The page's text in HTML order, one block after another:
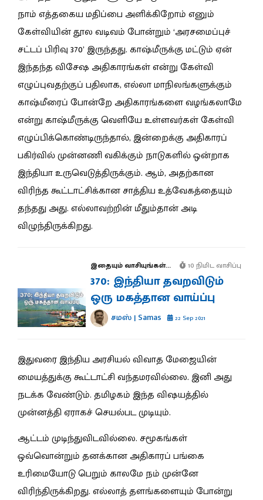
நாம் எத்தகைய மதிப்பை அளிக்கிறோம் எனும்
கேள்வியின் தூல வடிவம் போன்றும் ‘அரசமைப்புச்
சட்டப் பிரிவு 370’ இருந்தது. காஷ்மீருக்கு மட்டும் ஏன்
இந்தந்த விசேஷ அதிகாரங்கள் என்று கேள்வி
எழுப்புவதற்குப் பதிலாக, எல்லா மாநிலங்களுக்கும்
காஷ்மீரைப் போன்றே அதிகாரங்களை வழங்கலாமே
என்று காஷ்மீருக்கு வெளியே உள்ளவர்கள் கேள்வி
எழுப்பிக்கொண்டிருந்தால், இன்றைக்கு அதிகாரப்
பகிர்வில் முன்னணி வகிக்கும் நாடுகளில் ஒன்றாக
இந்தியா உருவெடுத்திருக்கும். ஆம், அதற்கான
விரிந்த கூட்டாட்சிக்கான சாத்திய உத்வேகத்தையும்
தந்தது அது. எல்லாவற்றின் மீதும்தான் அடி
விழுந்திருக்கிறது.
இதையும் வாசியுங்கள்... 10 நிமிட வாசிப்பு
370: இந்தியா தவறவிடும்
ஒரு மகத்தான வாய்ப்பு
சமஸ் | Samas 22 Sep 2021
இதுவரை இந்திய அரசியல் விவாத மேஜையின்
மையத்துக்கு கூட்டாட்சி வந்தமரவில்லை. இனி அது
நடக்க வேண்டும். தமிழகம் இந்த விஷயத்தில்
முன்னத்தி ஏராகச் செயல்பட முடியும்.
ஆட்டம் முடிந்துவிடவில்லை. சமூகங்கள்
ஒவ்வொன்றும் தனக்கான அதிகாரப் பங்கை
உரிமையோடு பெறும் காலமே நம் முன்னே
விரிந்திருக்கிறது. எல்லாத் தளங்களையும் போன்று